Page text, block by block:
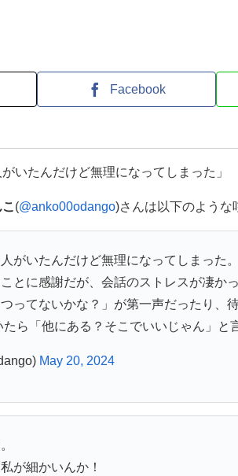
Facebook
いたんだけど無理になってしまった」
(@anko00odango)さんは以下のような
がいたんだけど無理になってしまった。
とに感謝だが、会話のストレスが凄かっ
ってないかな？」が第一声だったり、
たら「他にある？そこでいいじゃん」と
May 20, 2024
が細かいんか！